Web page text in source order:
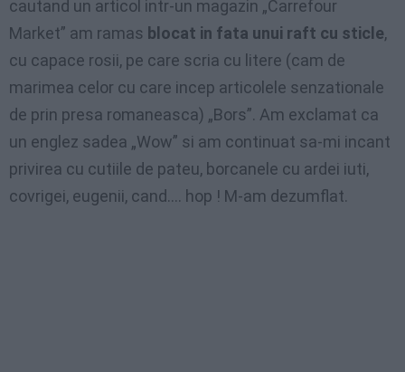
cautand un articol intr-un magazin „Carrefour
Market” am ramas blocat in fata unui raft cu sticle,
cu capace rosii, pe care scria cu litere (cam de
marimea celor cu care incep articolele senzationale
de prin presa romaneasca) „Bors”. Am exclamat ca
un englez sadea „Wow” si am continuat sa-mi incant
privirea cu cutiile de pateu, borcanele cu ardei iuti,
covrigei, eugenii, cand…. hop ! M-am dezumflat.